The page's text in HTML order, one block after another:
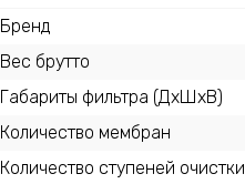
Бренд
Вес брутто
Габариты фильтра (ДхШхВ)
Количество мембран
Количество ступеней очистки